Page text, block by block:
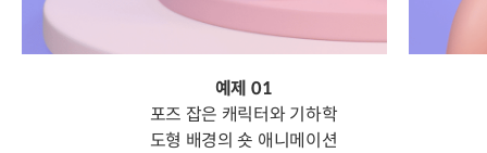
예제 01
포즈 잡은 캐릭터와 기하학
도형 배경의 숏 애니메이션